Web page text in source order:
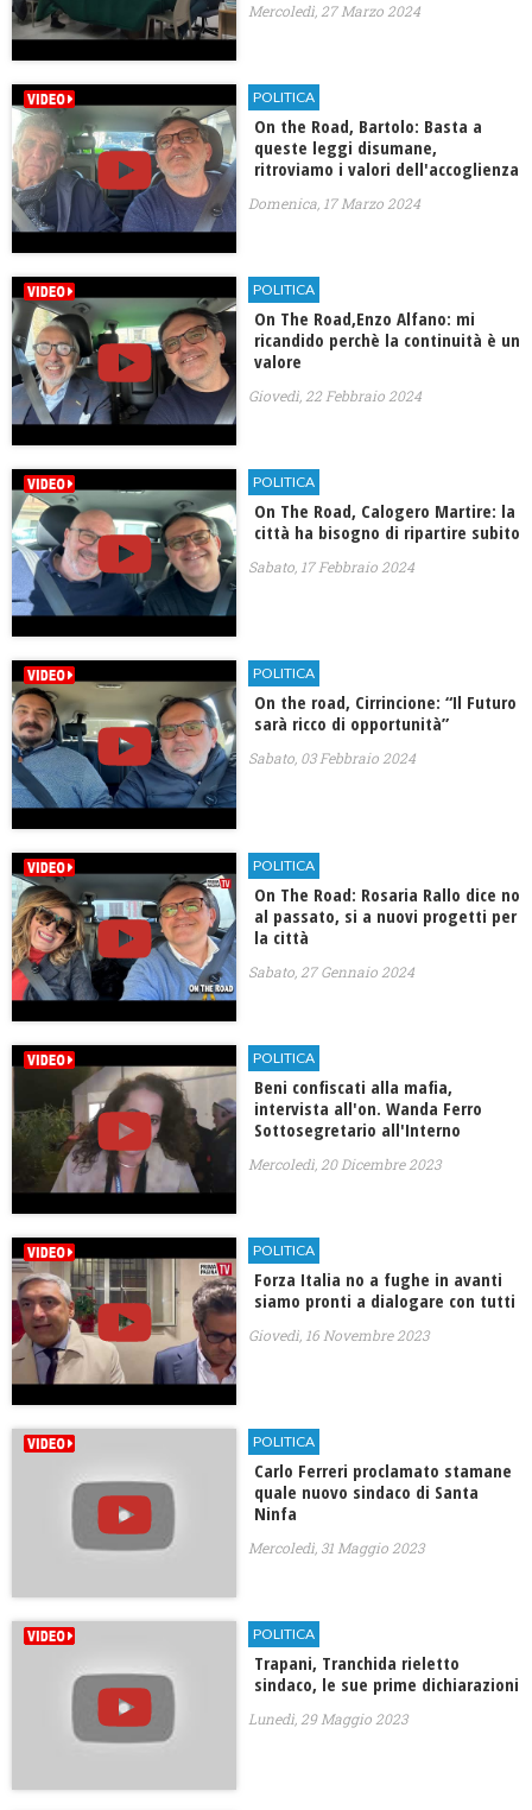
Mercoledì, 27 Marzo 2024
POLITICA
On the Road, Bartolo: Basta a
queste leggi disumane,
ritroviamo i valori dell'accoglienza
Domenica, 17 Marzo 2024
POLITICA
On The Road,Enzo Alfano: mi
ricandido perchè la continuità è un
valore
Giovedì, 22 Febbraio 2024
POLITICA
On The Road, Calogero Martire: la
città ha bisogno di ripartire subito
Sabato, 17 Febbraio 2024
POLITICA
On the road, Cirrincione: “Il Futuro
sarà ricco di opportunità”
Sabato, 03 Febbraio 2024
POLITICA
On The Road: Rosaria Rallo dice no
al passato, si a nuovi progetti per
la città
Sabato, 27 Gennaio 2024
POLITICA
Beni confiscati alla mafia,
intervista all'on. Wanda Ferro
Sottosegretario all'Interno
Mercoledì, 20 Dicembre 2023
POLITICA
Forza Italia no a fughe in avanti
siamo pronti a dialogare con tutti
Giovedì, 16 Novembre 2023
POLITICA
Carlo Ferreri proclamato stamane
quale nuovo sindaco di Santa
Ninfa
Mercoledì, 31 Maggio 2023
POLITICA
Trapani, Tranchida rieletto
sindaco, le sue prime dichiarazioni
Lunedì, 29 Maggio 2023